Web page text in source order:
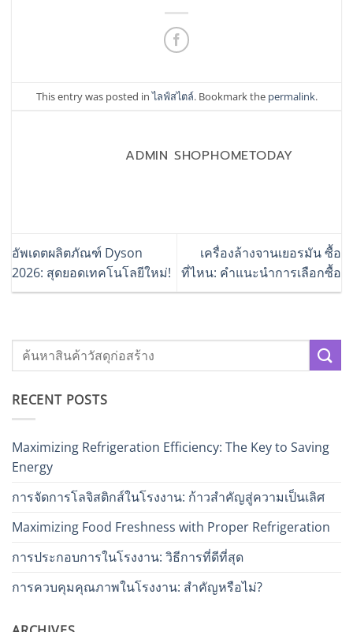
This entry was posted inไลฟ์สไตล์. Bookmark the permalink.
ADMIN SHOPHOMETODAY
อัพเดตผลิตภัณฑ์ Dyson
2026: สุดยอดเทคโนโลยีใหม่!
เครื่องล้างจานเยอรมัน ซื้อ
ที่ไหน: คำแนะนำการเลือกซื้อ
RECENT POSTS
Maximizing Refrigeration Efficiency: The Key to Saving
Energy
การจัดการโลจิสติกส์ในโรงงาน: ก้าวสำคัญสู่ความเป็นเลิศ
Maximizing Food Freshness with Proper Refrigeration
การประกอบการในโรงงาน: วิธีการที่ดีที่สุด
การควบคุมคุณภาพในโรงงาน: สำคัญหรือไม่?